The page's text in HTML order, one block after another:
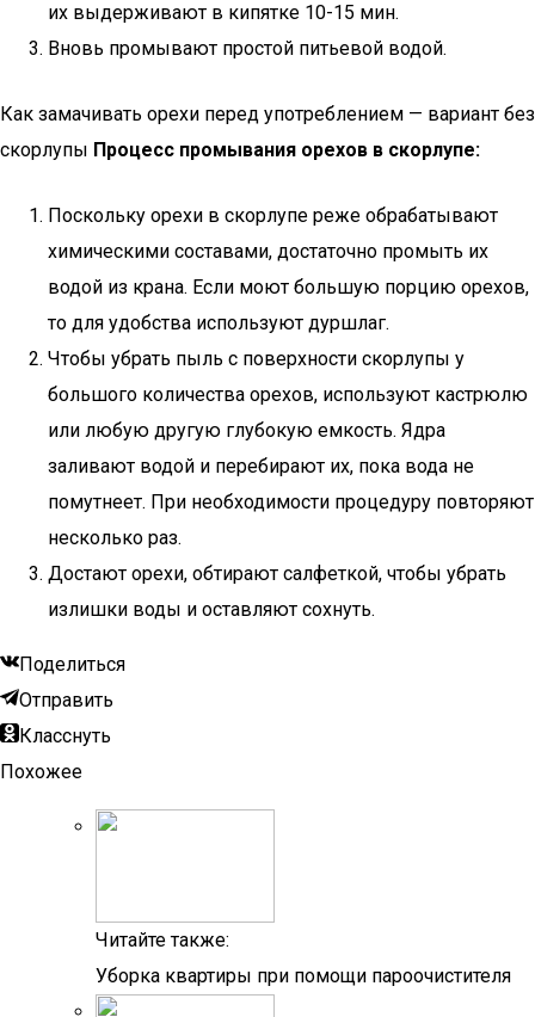
их выдерживают в кипятке 10-15 мин.
Вновь промывают простой питьевой водой.
Как замачивать орехи перед употреблением — вариант без
скорлупы Процесс промывания орехов в скорлупе:
Поскольку орехи в скорлупе реже обрабатывают
химическими составами, достаточно промыть их
водой из крана. Если моют большую порцию орехов,
то для удобства используют дуршлаг.
Чтобы убрать пыль с поверхности скорлупы у
большого количества орехов, используют кастрюлю
или любую другую глубокую емкость. Ядра
заливают водой и перебирают их, пока вода не
помутнеет. При необходимости процедуру повторяют
несколько раз.
Достают орехи, обтирают салфеткой, чтобы убрать
излишки воды и оставляют сохнуть.
Поделиться
Отправить
Класснуть
Похожее
Читайте также:
Уборка квартиры при помощи пароочистителя